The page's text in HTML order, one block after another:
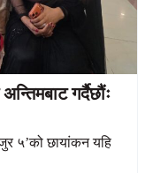
गर्दैछौंः
५’को छायांकन यहि